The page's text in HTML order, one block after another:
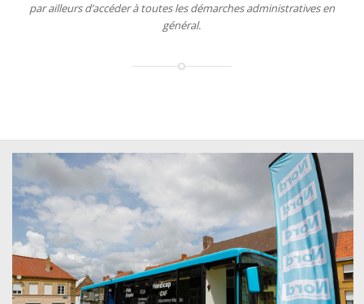
par ailleurs d’accéder à toutes les démarches administratives en
général.